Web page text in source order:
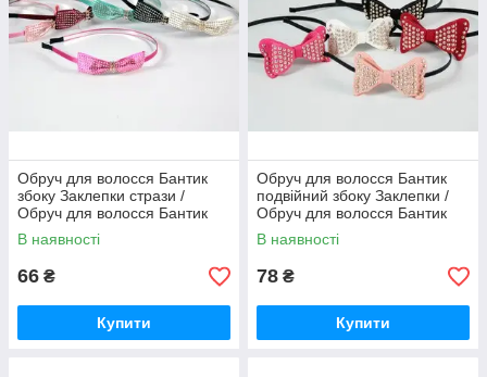
Бандо / Гумка
Оригінальні і дуже зручні гумки
доступні тільки оптом, для постійних
клієнтів спеціальні умови.
Обруч для волосся Бантик
збоку Заклепки стрази /
Обруч для волосся Бантик
збоку Заклепки стрази 9x2x1
см
В наявності
66 ₴
Купити
Обруч для волосся Бантик
подвійний збоку Заклепки /
Обруч для волосся Бантик
подвійний збоку Заклепки
9x5x1 см
В наявності
78 ₴
Купити